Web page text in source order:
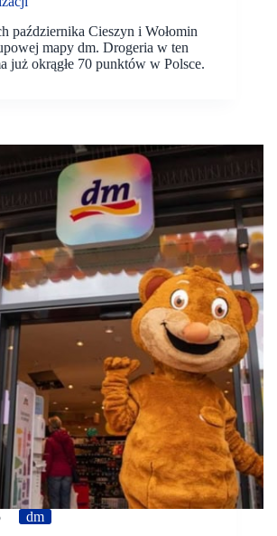
października Cieszyn i Wołomin
mapy dm. Drogeria w ten
już okrągłe 70 punktów w Polsce.
dm